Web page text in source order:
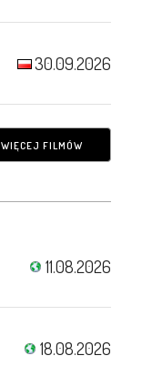
30.09.2026
WIĘCEJ FILMÓW
11.08.2026
18.08.2026